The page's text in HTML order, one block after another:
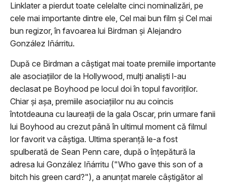
Linklater a pierdut toate celelalte cinci nominalizări, pe
cele mai importante dintre ele, Cel mai bun film şi Cel mai
bun regizor, în favoarea lui Birdman şi Alejandro
González Iñárritu.
După ce Birdman a câştigat mai toate premiile importante
ale asociaţiilor de la Hollywood, mulţi analişti l-au
declasat pe Boyhood pe locul doi în topul favoriţilor.
Chiar şi aşa, premiile asociaţiilor nu au coincis
întotdeauna cu laureaţii de la gala Oscar, prin urmare fanii
lui Boyhood au crezut până în ultimul moment că filmul
lor favorit va câştiga. Ultima speranţă le-a fost
spulberată de Sean Penn care, după o înţepătură la
adresa lui González Iñárritu ("Who gave this son of a
bitch his green card?"), a anunţat marele câştigător al